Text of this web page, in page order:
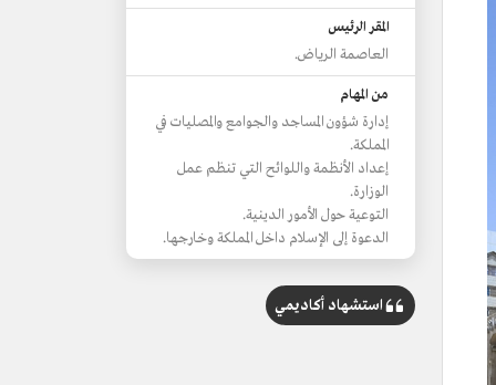
المقر الرئيس
العاصمة الرياض.
من المهام
إدارة شؤون المساجد والجوامع والمصليات في
المملكة.
إعداد الأنظمة واللوائح التي تنظم عمل
الوزارة.
التوعية حول الأمور الدينية.
الدعوة إلى الإسلام داخل المملكة وخارجها.
استشهاد أكاديمي